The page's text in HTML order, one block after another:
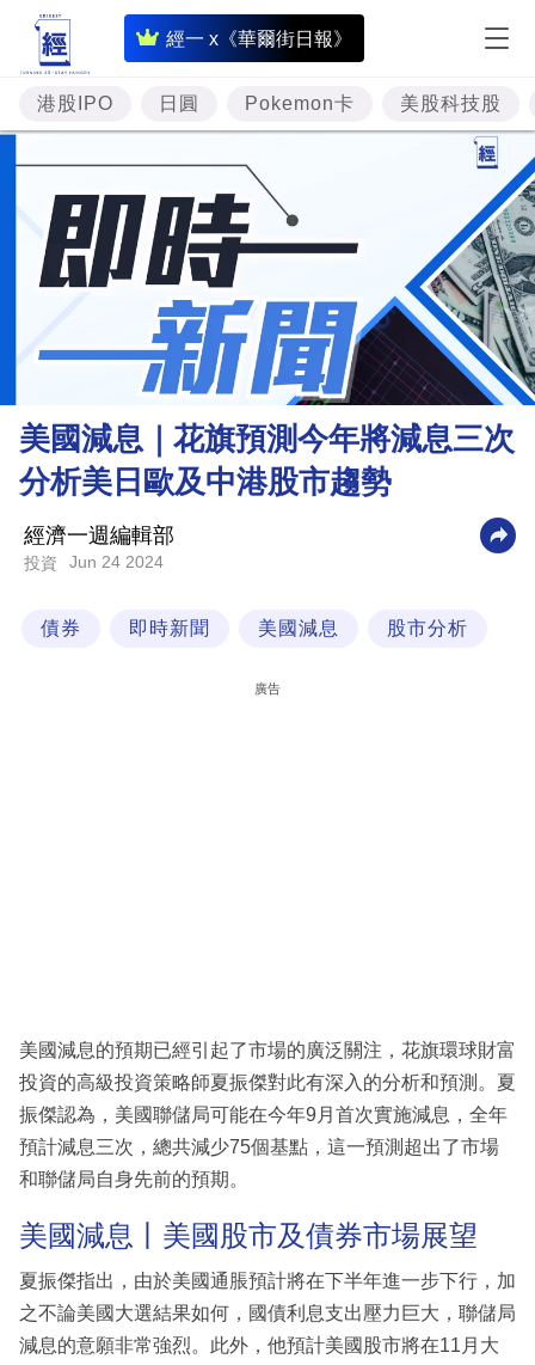
經一 x《華爾街日報》
即
時
財
經
專
題
投
資
樓
市
商
業
科
區
港股IPO 日圓 Pokemon卡 美股科技股
美國減息｜花旗預測今年將減息三次
分析美日歐及中港股市趨勢
經濟一週編輯部
投資 Jun 24 2024
債券 即時新聞 美國減息 股市分析
廣告
美國減息的預期已經引起了市場的廣泛關注，花旗環球財富
投資的高級投資策略師夏振傑對此有深入的分析和預測。夏
振傑認為，美國聯儲局可能在今年9月首次實施減息，全年
預計減息三次，總共減少75個基點，這一預測超出了市場
和聯儲局自身先前的預期。
美國減息丨美國股市及債券市場展望
夏振傑指出，由於美國通脹預計將在下半年進一步下行，加
之不論美國大選結果如何，國債利息支出壓力巨大，聯儲局
減息的意願非常強烈。此外，他預計美國股市將在11月大